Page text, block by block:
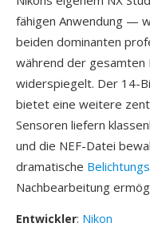
fähigen Anwendung —
beiden dominanten
während der
widerspiegelt. Der 14-
bietet eine weitere
Sensoren liefern
und die NEF-Datei
dramatische
Nachbearbeitung
Entwickler: Nikon